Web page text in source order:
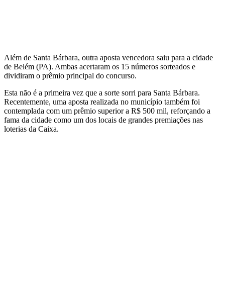
Além de Santa Bárbara, outra aposta vencedora saiu para a cidade
de Belém (PA). Ambas acertaram os 15 números sorteados e
dividiram o prêmio principal do concurso.
Esta não é a primeira vez que a sorte sorri para Santa Bárbara.
Recentemente, uma aposta realizada no município também foi
contemplada com um prêmio superior a R$ 500 mil, reforçando a
fama da cidade como um dos locais de grandes premiações nas
loterias da Caixa.